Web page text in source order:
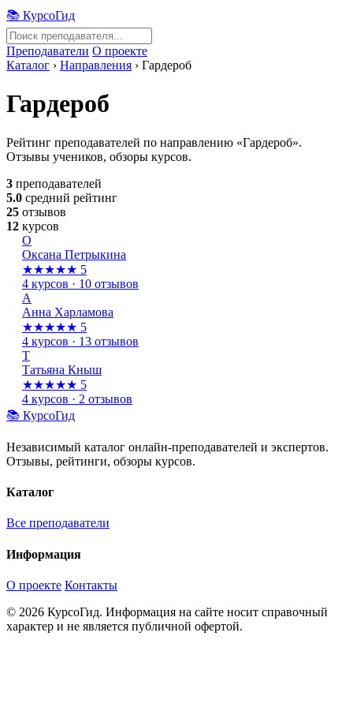
📚 КурсоГид
Преподаватели О проекте
Каталог › Направления › Гардероб
Гардероб
Рейтинг преподавателей по направлению «Гардероб».
Отзывы учеников, обзоры курсов.
3 преподавателей
5.0 средний рейтинг
25 отзывов
12 курсов
О
Оксана Петрыкина
★★★★★ 5
4 курсов · 10 отзывов
А
Анна Харламова
★★★★★ 5
4 курсов · 13 отзывов
Т
Татьяна Кныш
★★★★★ 5
4 курсов · 2 отзывов
📚 КурсоГид
Независимый каталог онлайн-преподавателей и экспертов.
Отзывы, рейтинги, обзоры курсов.
Каталог
Все преподаватели
Информация
О проекте Контакты
© 2026 КурсоГид. Информация на сайте носит справочный
характер и не является публичной офертой.